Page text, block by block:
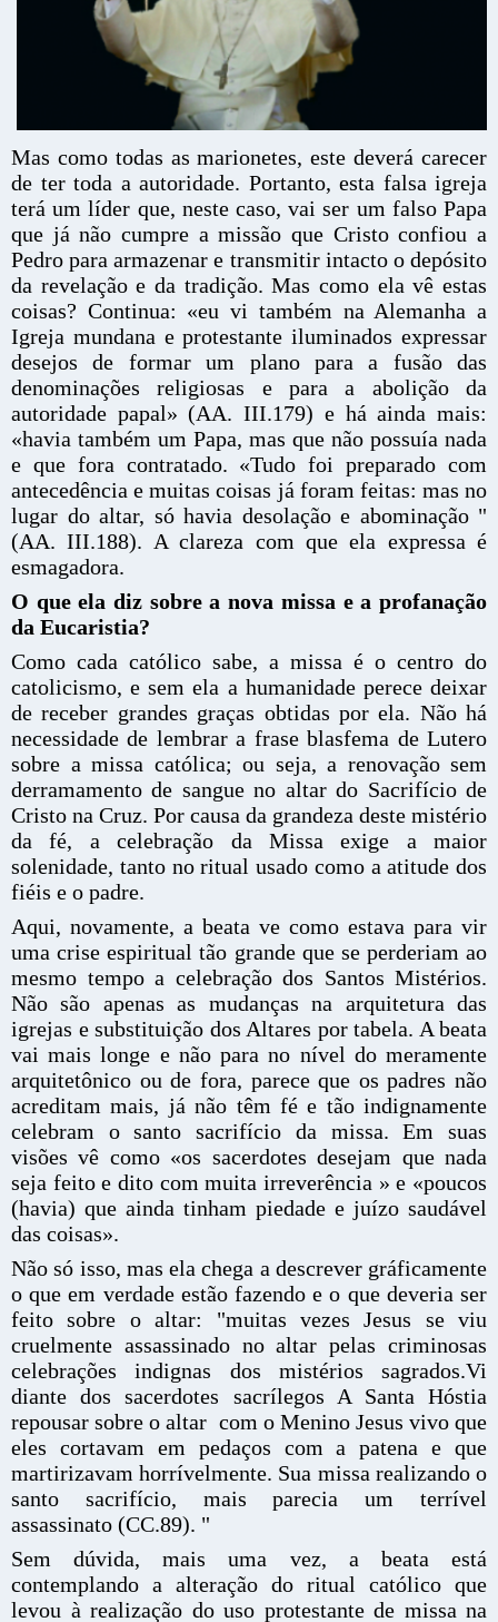
Mas como todas as marionetes, este deverá carecer
de ter toda a autoridade. Portanto, esta falsa igreja
terá um líder que, neste caso, vai ser um falso Papa
que já não cumpre a missão que Cristo confiou a
Pedro para armazenar e transmitir intacto o depósito
da revelação e da tradição. Mas como ela vê estas
coisas? Continua: «eu vi também na Alemanha a
Igreja mundana e protestante iluminados expressar
desejos de formar um plano para a fusão das
denominações religiosas e para a abolição da
autoridade papal» (AA. III.179) e há ainda mais:
«havia também um Papa, mas que não possuía nada
e que fora contratado. «Tudo foi preparado com
antecedência e muitas coisas já foram feitas: mas no
lugar do altar, só havia desolação e abominação "
(AA. III.188). A clareza com que ela expressa é
esmagadora.
O que ela diz sobre a nova missa e a profanação
da Eucaristia?
Como cada católico sabe, a missa é o centro do
catolicismo, e sem ela a humanidade perece deixar
de receber grandes graças obtidas por ela. Não há
necessidade de lembrar a frase blasfema de Lutero
sobre a missa católica; ou seja, a renovação sem
derramamento de sangue no altar do Sacrifício de
Cristo na Cruz. Por causa da grandeza deste mistério
da fé, a celebração da Missa exige a maior
solenidade, tanto no ritual usado como a atitude dos
fiéis e o padre.
Aqui, novamente, a beata ve como estava para vir
uma crise espiritual tão grande que se perderiam ao
mesmo tempo a celebração dos Santos Mistérios.
Não são apenas as mudanças na arquitetura das
igrejas e substituição dos Altares por tabela. A beata
vai mais longe e não para no nível do meramente
arquitetônico ou de fora, parece que os padres não
acreditam mais, já não têm fé e tão indignamente
celebram o santo sacrifício da missa. Em suas
visões vê como «os sacerdotes desejam que nada
seja feito e dito com muita irreverência » e «poucos
(havia) que ainda tinham piedade e juízo saudável
das coisas».
Não só isso, mas ela chega a descrever gráficamente
o que em verdade estão fazendo e o que deveria ser
feito sobre o altar: "muitas vezes Jesus se viu
cruelmente assassinado no altar pelas criminosas
celebrações indignas dos mistérios sagrados.Vi
diante dos sacerdotes sacrílegos A Santa Hóstia
repousar sobre o altar com o Menino Jesus vivo que
eles cortavam em pedaços com a patena e que
martirizavam horrívelmente. Sua missa realizando o
santo sacrifício, mais parecia um terrível
assassinato (CC.89). "
Sem dúvida, mais uma vez, a beata está
contemplando a alteração do ritual católico que
levou à realização do uso protestante de missa na